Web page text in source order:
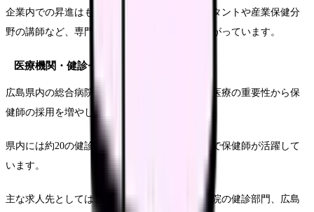
企業内での昇進はもちろん、健康経営コンサルタントや産業保健分
野の講師など、専門性を活かした活躍の場も広がっています。
医療機関・健診センターの保健師求人
広島県内の総合病院や健診センターでは、予防医療の重要性から保
健師の採用を増やしています。
県内には約20の健診専門機関があり、それぞれで保健師が活躍して
います。
主な求人先としては、広島市立・県立・大学病院の健診部門、広島